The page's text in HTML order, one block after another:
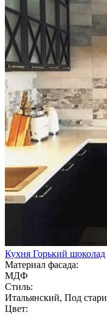
Кухня Горький шоколад
Материал фасада:
МДФ
Стиль:
Итальянский, Под
Цвет: